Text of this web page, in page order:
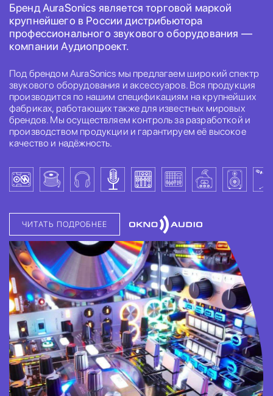
Бренд AuraSonics является торговой маркой
крупнейшего в России дистрибьютора
профессионального звукового оборудования —
компании Аудиопроект.
Под брендом AuraSonics мы предлагаем широкий спектр
звукового оборудования и аксессуаров. Вся продукция
производится по нашим спецификациям на крупнейших
фабриках, работающих также для известных мировых
брендов. Мы осуществляем контроль за разработкой и
производством продукции и гарантируем её высокое
качество и надёжность.
ЧИТАТЬ ПОДРОБНЕЕ